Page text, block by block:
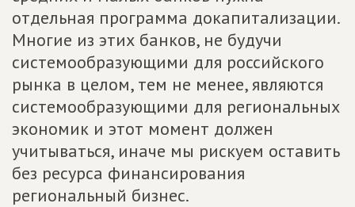
отдельная программа докапитализации.
Многие из этих банков, не будучи
системообразующими для российского
рынка в целом, тем не менее, являются
системообразующими для региональных
экономик и этот момент должен
учитываться, иначе мы рискуем оставить
без ресурса финансирования
региональный бизнес.